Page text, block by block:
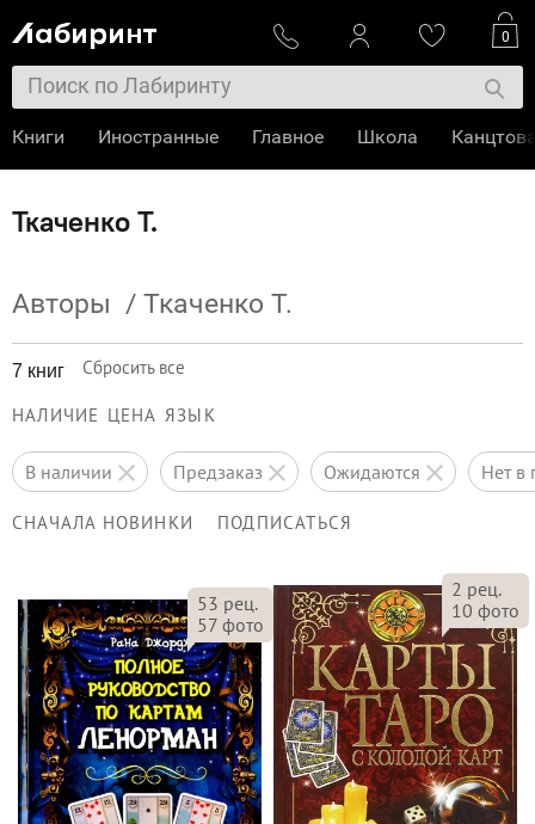
Ткаченко Т.
Авторы / Ткаченко Т.
7 книг Сбросить все
НАЛИЧИЕ ЦЕНА ЯЗЫК
в наличии предзаказ ожидаются нет
СНАЧАЛА НОВИНКИ ПОДПИСАТЬСЯ
53 рец.
57 фото
2 рец.
10 фото
0
Книги Иностранные Главное Школа